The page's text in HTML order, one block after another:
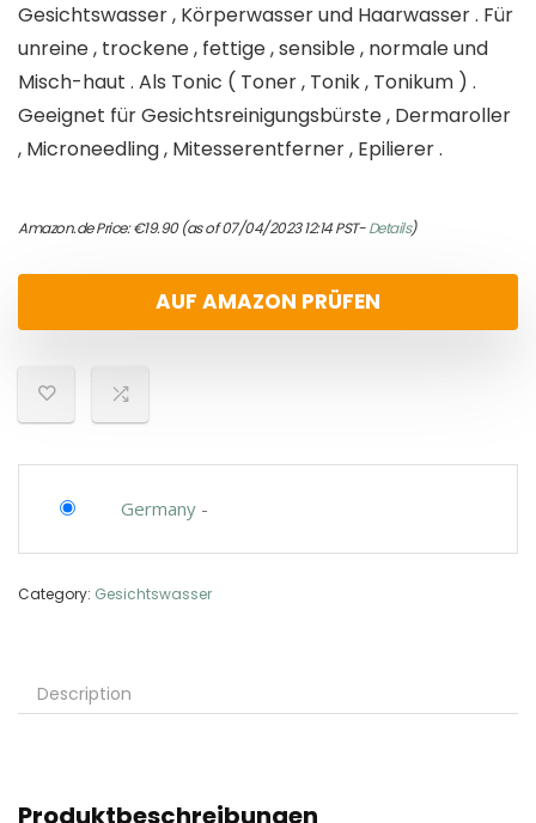
Gesichtswasser , Körperwasser und Haarwasser . Für
unreine , trockene , fettige , sensible , normale und
Misch-haut . Als Tonic ( Toner , Tonik , Tonikum ) .
Geeignet für Gesichtsreinigungsbürste , Dermaroller
, Microneedling , Mitesserentferner , Epilierer .
Amazon.de Price:€19.90(as of 07/04/2023 12:14 PST-Details)
AUF AMAZON PRÜFEN
Germany -
Category: Gesichtswasser
Description
Produktbeschreibungen